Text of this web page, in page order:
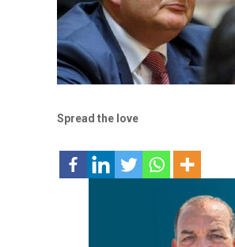
Spread the love